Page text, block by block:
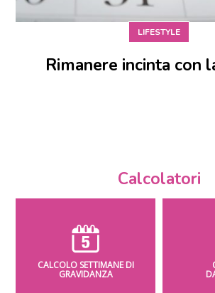
LIFESTYLE
Rimanere incinta con
Calcolatori
CALCOLO SETTIMANE DI
GRAVIDANZA